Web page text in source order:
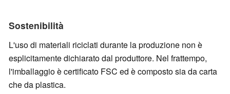
Sostenibilità
L'uso di materiali riciclati durante la produzione non è
esplicitamente dichiarato dal produttore. Nel frattempo,
l'imballaggio è certificato FSC ed è composto sia da carta
che da plastica.